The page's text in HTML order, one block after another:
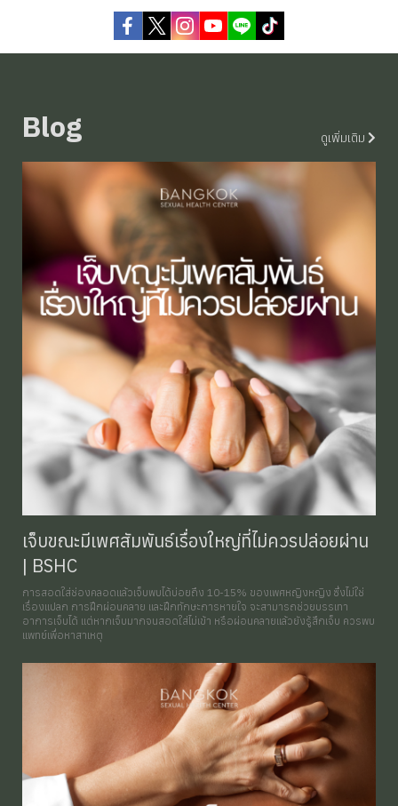
Blog ดูเพิ่มเติม
เจ็บขณะมีเพศสัมพันธ์เรื่องใหญ่ที่ไม่ควรปล่อยผ่าน
| BSHC
การสอดใส่ช่องคลอดแล้วเจ็บพบได้บ่อยถึง 10-15% ของเพศหญิงหญิง ซึ่งไม่ใช่
เรื่องแปลก การฝึกผ่อนคลาย และฝึกทักษะการหายใจ จะสามารถช่วยบรรเทา
อาการเจ็บได้ แต่หากเจ็บมากจนสอดใส่ไม่เข้า หรือผ่อนคลายแล้วยังรู้สึกเจ็บ ควรพบ
แพทย์เพื่อหาสาเหตุ